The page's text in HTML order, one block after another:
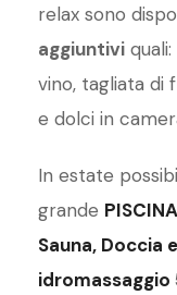
relax sono
aggiuntivi
vino, tagliata di
e dolci in
In estate
grande
Sauna, Doccia
idromassaggio